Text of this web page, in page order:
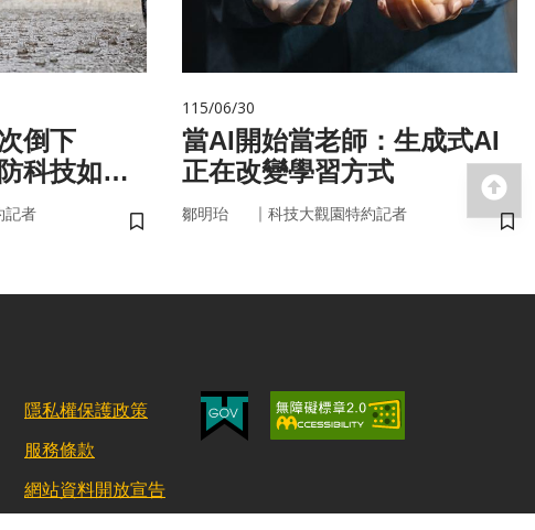
倒下
科技如何
記者
儲存書籤
115/06/30
當AI開始當老師：生成式AI
正在改變學習方式
鄒明珆 ｜ 科技大觀園特約記者
儲
隱私權保護政策
服務條款
網站資料開放宣告